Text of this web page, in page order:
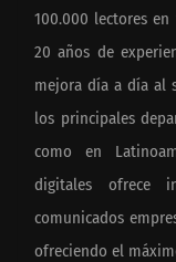
100.000 lectores
20 años de
mejora día a día al
los principales
como en
digitales ofrece
comunicados
ofreciendo el